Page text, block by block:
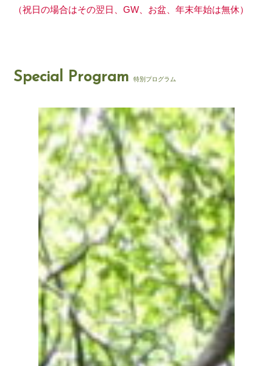
（祝日の場合はその翌日、GW、お盆、年末年始は無休）
Special Program 特別プログラム